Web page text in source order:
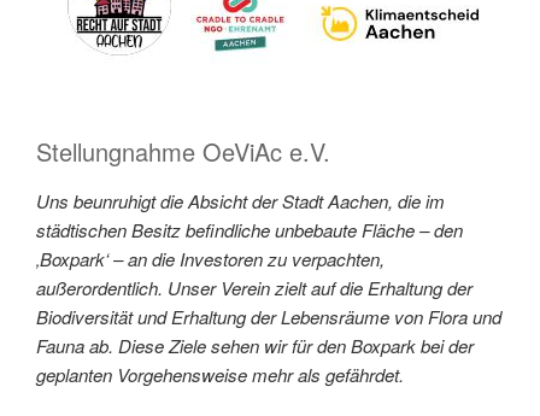
Stellungnahme OeViAc e.V.
Uns beunruhigt die Absicht der Stadt Aachen, die im
städtischen Besitz befindliche unbebaute Fläche – den
‚Boxpark‘ – an die Investoren zu verpachten,
außerordentlich. Unser Verein zielt auf die Erhaltung der
Biodiversität und Erhaltung der Lebensräume von Flora und
Fauna ab. Diese Ziele sehen wir für den Boxpark bei der
geplanten Vorgehensweise mehr als gefährdet.